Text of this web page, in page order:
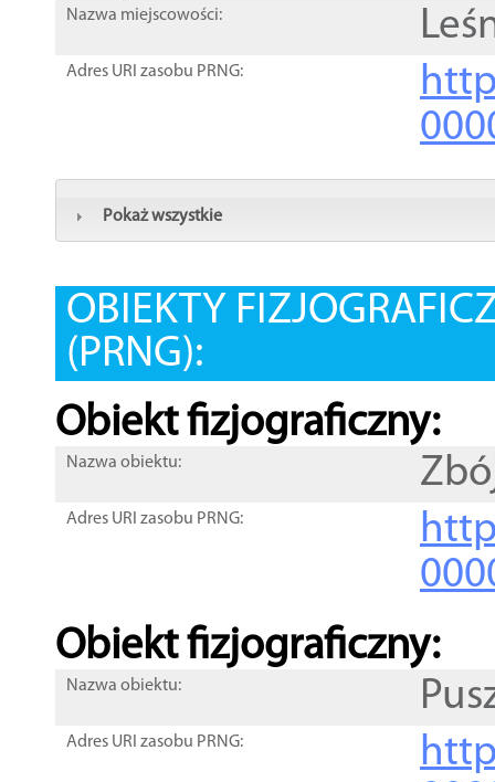
Nazwa miejscowości:
Adres URI zasobu PRNG:
Pokaż wszystkie
OBIEKTY
(PRNG):
Obiekt fizjograficzny:
Nazwa obiektu:
Adres URI zasobu PRNG:
Obiekt fizjograficzny:
Nazwa obiektu:
Adres URI zasobu PRNG: